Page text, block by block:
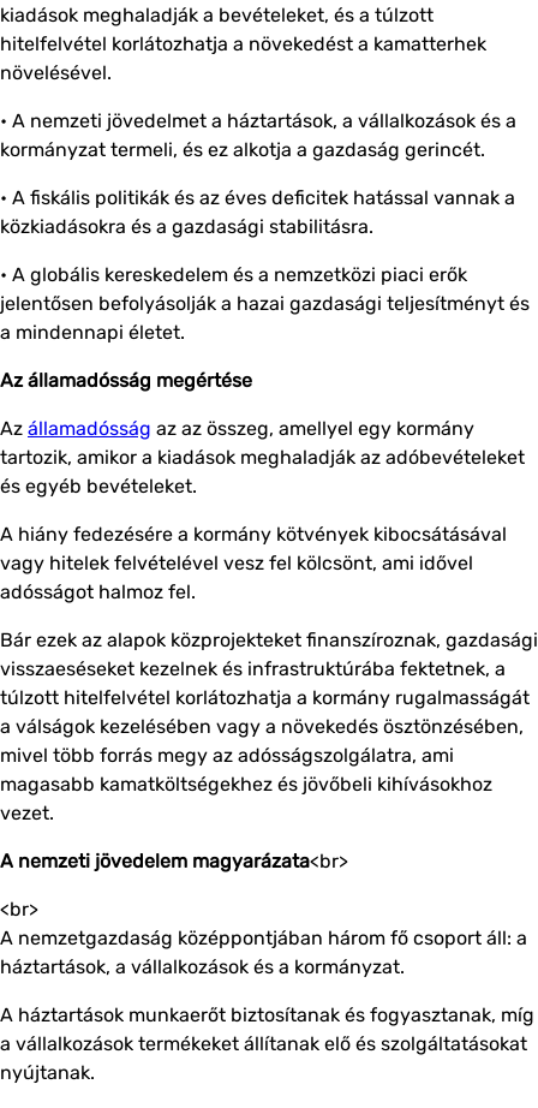
kiadások meghaladják a bevételeket, és a túlzott
hitelfelvétel korlátozhatja a növekedést a kamatterhek
növelésével.
• A nemzeti jövedelmet a háztartások, a vállalkozások és a
kormányzat termeli, és ez alkotja a gazdaság gerincét.
• A fiskális politikák és az éves deficitek hatással vannak a
közkiadásokra és a gazdasági stabilitásra.
• A globális kereskedelem és a nemzetközi piaci erők
jelentősen befolyásolják a hazai gazdasági teljesítményt és
a mindennapi életet.
Az államadósság megértése
Az államadósság az az összeg, amellyel egy kormány
tartozik, amikor a kiadások meghaladják az adóbevételeket
és egyéb bevételeket.
A hiány fedezésére a kormány kötvények kibocsátásával
vagy hitelek felvételével vesz fel kölcsönt, ami idővel
adósságot halmoz fel.
Bár ezek az alapok közprojekteket finanszíroznak, gazdasági
visszaeséseket kezelnek és infrastruktúrába fektetnek, a
túlzott hitelfelvétel korlátozhatja a kormány rugalmasságát
a válságok kezelésében vagy a növekedés ösztönzésében,
mivel több forrás megy az adósságszolgálatra, ami
magasabb kamatköltségekhez és jövőbeli kihívásokhoz
vezet.
A nemzeti jövedelem magyarázata<br>
<br>
A nemzetgazdaság középpontjában három fő csoport áll: a
háztartások, a vállalkozások és a kormányzat.
A háztartások munkaerőt biztosítanak és fogyasztanak, míg
a vállalkozások termékeket állítanak elő és szolgáltatásokat
nyújtanak.